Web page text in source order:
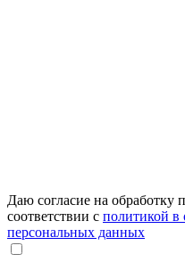
Даю согласие на обработку
соответствии с политикой в
персональных данных